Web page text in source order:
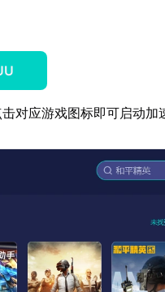
对应游戏图标即可启动加